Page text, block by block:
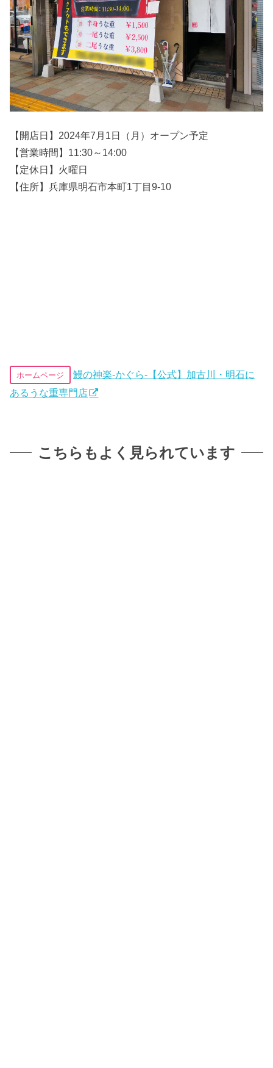
【開店日】2024年7月1日（月）オープン予定
【営業時間】11:30～14:00
【定休日】火曜日
【住所】兵庫県明石市本町1丁目9-10
ホームページ
鰻の神楽-かぐら-【公式】加古川・明石に
あるうな重専門店
こちらもよく見られています